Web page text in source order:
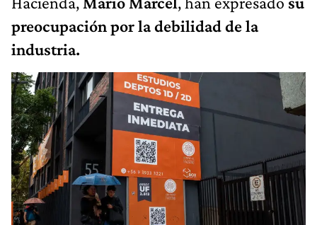
preocupación por la debilidad de la
industria.